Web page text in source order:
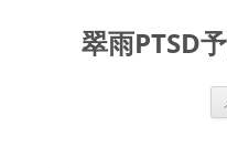
翠雨PTSD